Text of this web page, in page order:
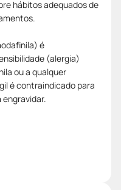
hábitos adequados de
é
(alergia)
ou a qualquer
é contraindicado para
engravidar.